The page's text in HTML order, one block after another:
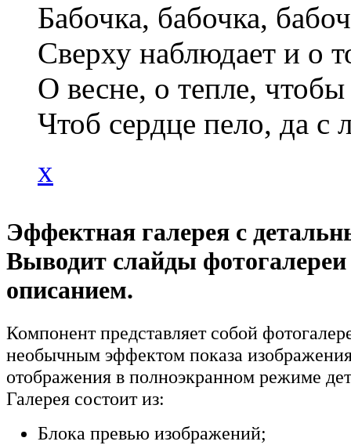
Бабочка, бабочка,
Сверху наблюдает и о
О весне, о тепле,
Чтоб сердце пело, да
x
Эффектная галерея с
Выводит слайды
описанием.
Компонент представляет собой
необычным эффектом показа
отображения в полноэкранном режиме
Галерея состоит из:
Блока превью изображений;